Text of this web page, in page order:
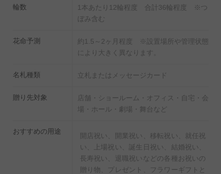
輪数
1本あたり12輪程度 合計36輪程度 ※つ
ぼみ含む
花命予測
約1.5～2ヶ月程度 ※設置場所や管理状態
により大きく異なります。
名札種類 立札またはメッセージカード
贈り先対象
店舗・ショールーム・オフィス・自宅・会
場・ホール・劇場・舞台など
おすすめの用途
開店祝い、開業祝い、移転祝い、就任祝
い、上場祝い、誕生日祝い、結婚祝い、
長寿祝い、退職祝いなどの各種お祝いの
贈り物、プレゼント、フラワーギフトと